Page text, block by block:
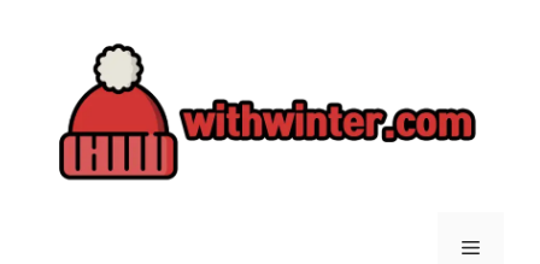
메